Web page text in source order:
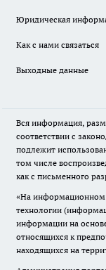
Юридическая
Как с нами связаться
Выходные данные
Вся информация,
соответствии с
подлежит
том числе
как с письменного
«На информационном
технологии
информации на
относящихся к
находящихся на